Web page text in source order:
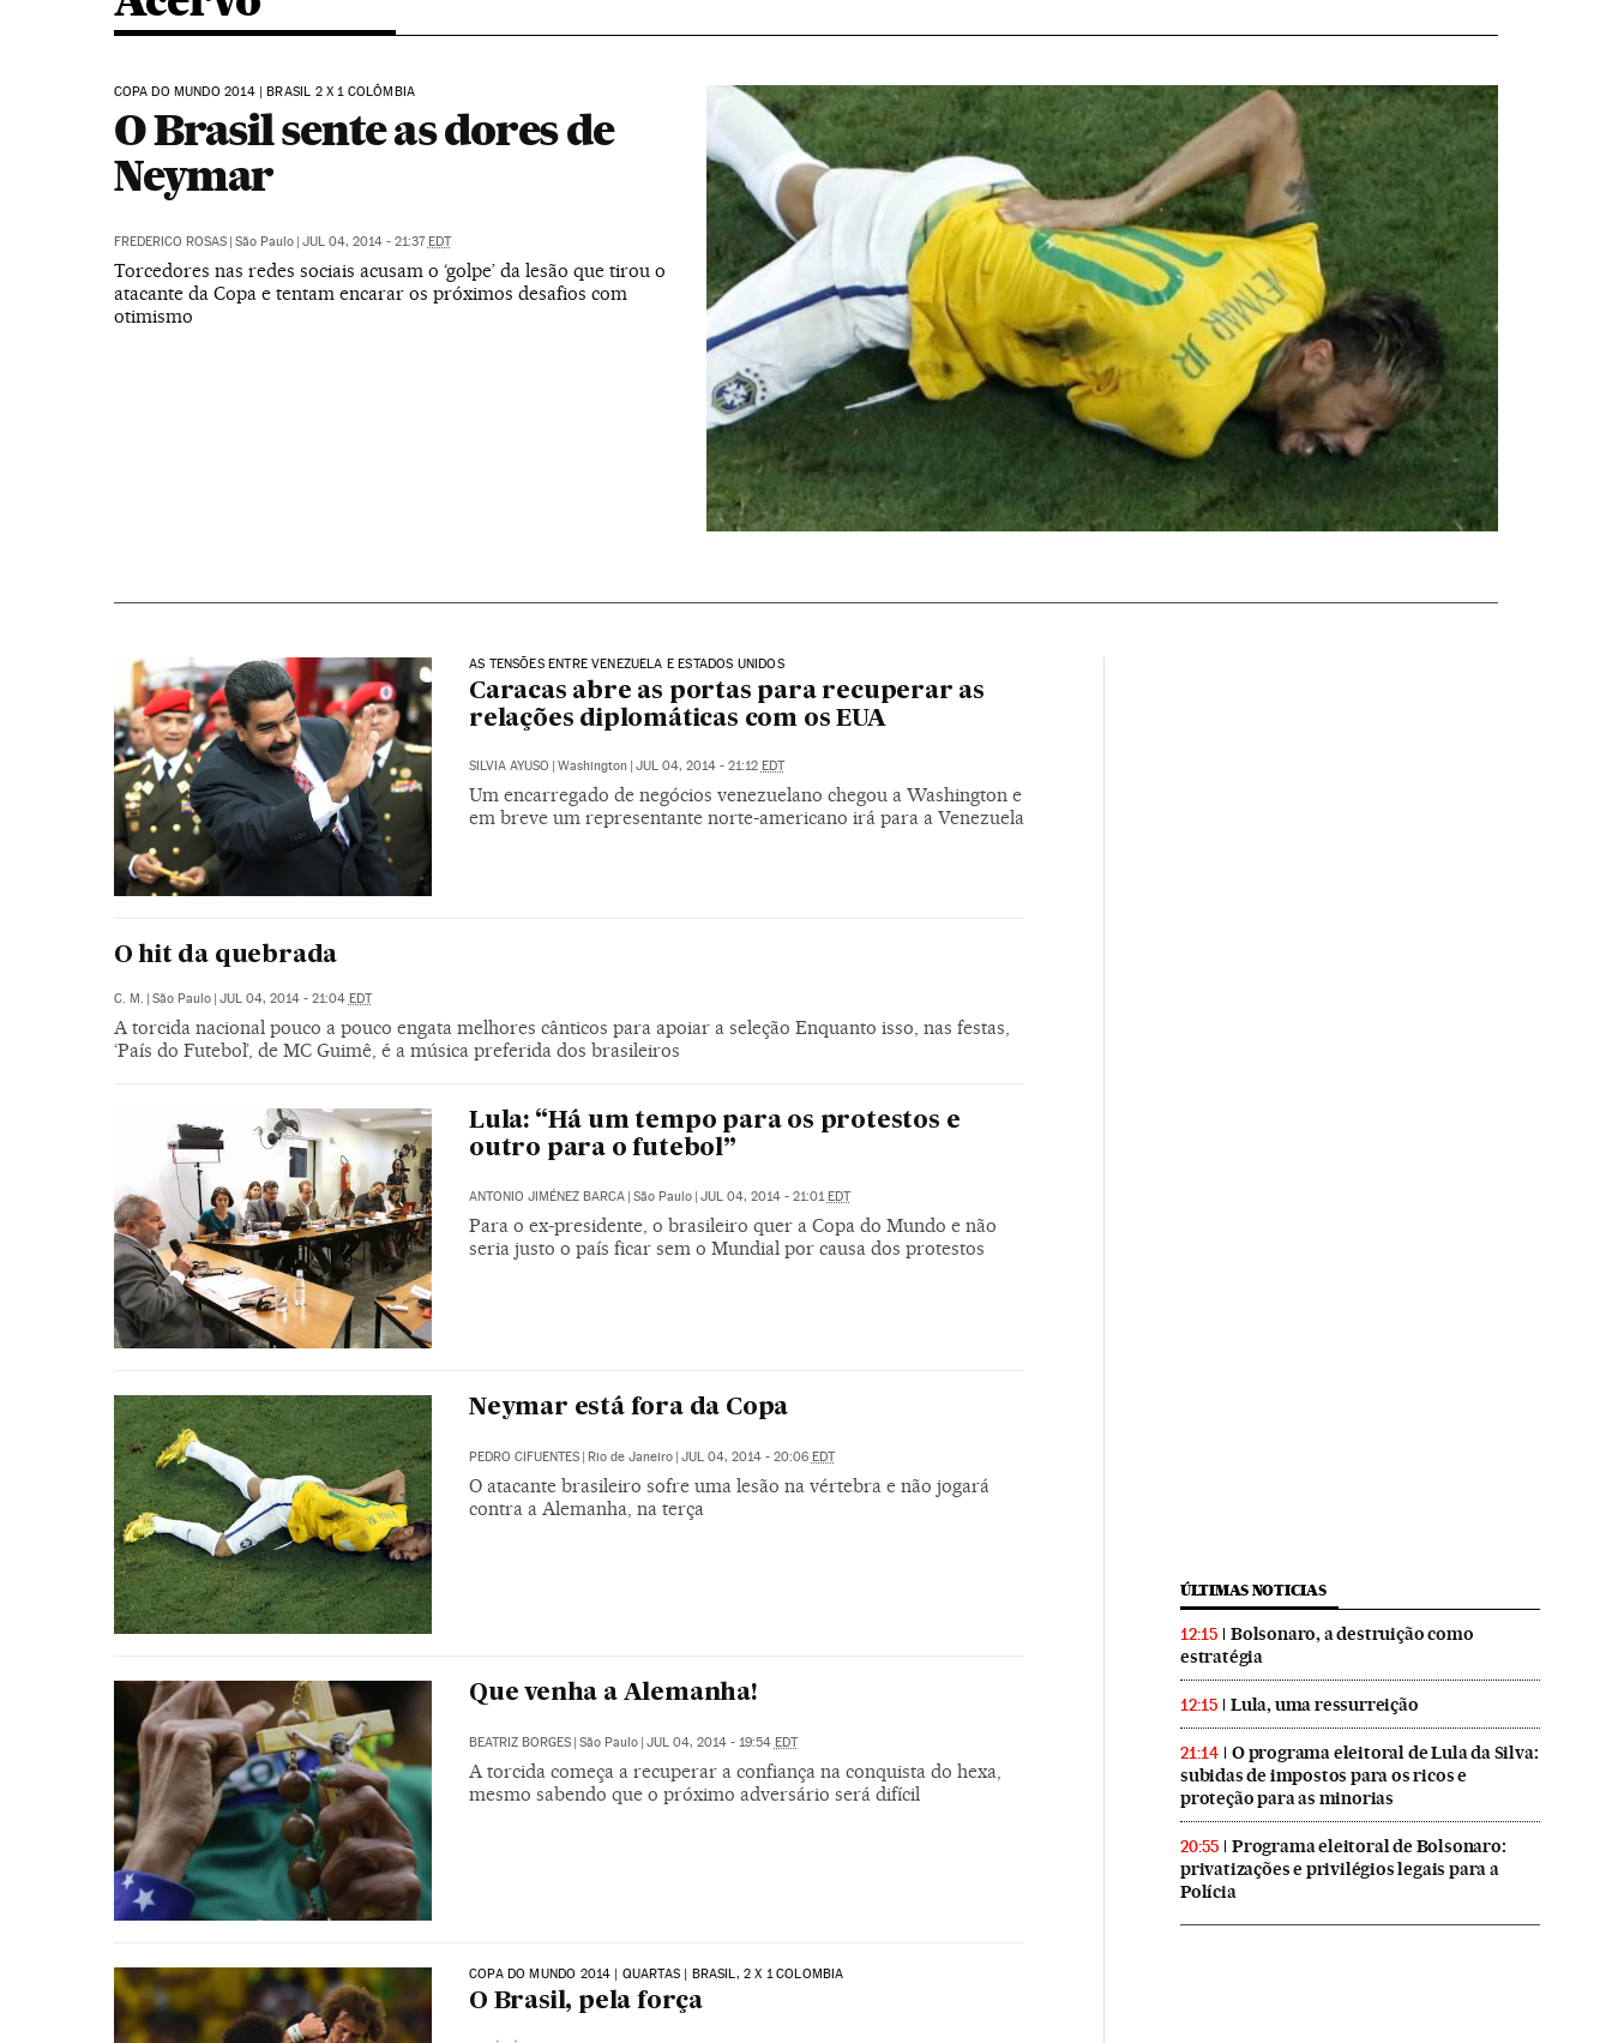
COPA DO MUNDO 2014 | BRASIL 2 X 1 COLÔMBIA
O Brasil sente as dores de
Neymar
FREDERICO ROSAS | São Paulo | JUL 04, 2014 - 21:37EDT
Torcedores nas redes sociais acusam o ‘golpe’ da lesão que tirou o
atacante da Copa e tentam encarar os próximos desafios com
otimismo
AS TENSÕES ENTRE VENEZUELA E ESTADOS UNIDOS
Caracas abre as portas para recuperar as
relações diplomáticas com os EUA
SILVIA AYUSO | Washington | JUL 04, 2014 - 21:12 EDT
Um encarregado de negócios venezuelano chegou a Washington e
em breve um representante norte-americano irá para a Venezuela
O hit da quebrada
C. M. São Paulo JUL 04, 2014 - 21:04 EDT
A torcida nacional pouco a pouco engata melhores cânticos para apoiar a seleção Enquanto isso, nas festas,
‘País do Futebol’, de MC Guimê, é a música preferida dos brasileiros
Lula: “Há um tempo para os protestos e
outro para o futebol”
ANTONIO JIMÉNEZ BARCA | São Paulo | JUL 04, 2014 - 21:01EDT
Para o ex-presidente, o brasileiro quer a Copa do Mundo e não
seria justo o país ficar sem o Mundial por causa dos protestos
Neymar está fora da Copa
PEDRO CIFUENTES | Rio de Janeiro | JUL 04, 2014 - 20:06 EDT
O atacante brasileiro sofre uma lesão na vértebra e não jogará
contra a Alemanha, na terça
Que venha a Alemanha!
BEATRIZ BORGES | São Paulo | JUL 04, 2014 - 19:54 EDT
A torcida começa a recuperar a confiança na conquista do hexa,
mesmo sabendo que o próximo adversário será difícil
COPA DO MUNDO 2014 | QUARTAS | BRASIL, 2 X 1 COLOMBIA
O Brasil, pela força
ÚLTIMAS NOTICIAS
12:15
Bolsonaro, a destruição como
estratégia
12:15 Lula, uma ressurreição
21:14
O programa eleitoral de Lula da Silva:
subidas de impostos para os ricos e
proteção para as minorias
20:55
Programa eleitoral de Bolsonaro:
privatizações e privilégios legais para a
Polícia